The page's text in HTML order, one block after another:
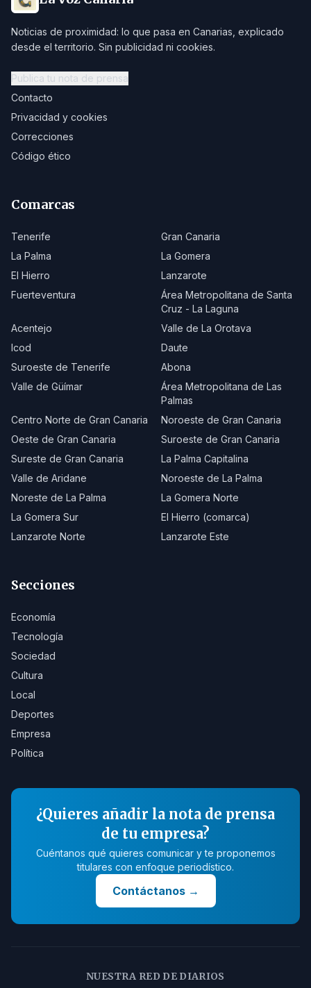
Noticias de proximidad: lo que pasa en Canarias, explicado
desde el territorio. Sin publicidad ni cookies.
Publica tu nota de prensa
Contacto
Privacidad y cookies
Correcciones
Código ético
Comarcas
Tenerife
Gran Canaria
La Palma
La Gomera
El Hierro
Lanzarote
Fuerteventura
Área Metropolitana de Santa
Cruz - La Laguna
Acentejo
Valle de La Orotava
Icod
Daute
Suroeste de Tenerife
Abona
Valle de Güímar
Área Metropolitana de Las
Palmas
Centro Norte de Gran Canaria
Noroeste de Gran Canaria
Oeste de Gran Canaria
Suroeste de Gran Canaria
Sureste de Gran Canaria
La Palma Capitalina
Valle de Aridane
Noroeste de La Palma
Noreste de La Palma
La Gomera Norte
La Gomera Sur
El Hierro (comarca)
Lanzarote Norte
Lanzarote Este
Secciones
Economía
Tecnología
Sociedad
Cultura
Local
Deportes
Empresa
Política
¿Quieres añadir la nota de prensa
de tu empresa?
Cuéntanos qué quieres comunicar y te proponemos
titulares con enfoque periodístico.
Contáctanos→
NUESTRA RED DE DIARIOS